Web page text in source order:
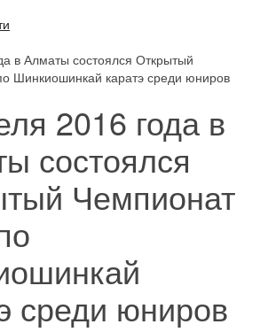
в Алматы состоялся Открытый
Шинкиошинкай каратэ среди юниров
2016 года в
состоялся
Чемпионат
среди юниров